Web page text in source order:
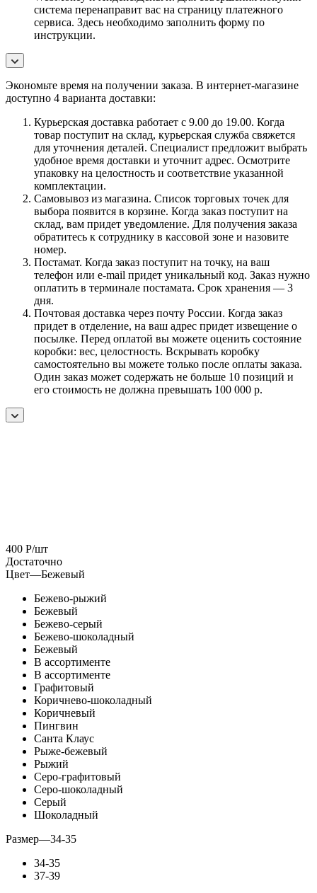
система перенаправит вас на страницу платежного
сервиса. Здесь необходимо заполнить форму по
инструкции.
Экономьте время на получении заказа. В интернет-магазине
доступно 4 варианта доставки:
Курьерская доставка работает с 9.00 до 19.00. Когда
товар поступит на склад, курьерская служба свяжется
для уточнения деталей. Специалист предложит выбрать
удобное время доставки и уточнит адрес. Осмотрите
упаковку на целостность и соответствие указанной
комплектации.
Самовывоз из магазина. Список торговых точек для
выбора появится в корзине. Когда заказ поступит на
склад, вам придет уведомление. Для получения заказа
обратитесь к сотруднику в кассовой зоне и назовите
номер.
Постамат. Когда заказ поступит на точку, на ваш
телефон или e-mail придет уникальный код. Заказ нужно
оплатить в терминале постамата. Срок хранения — 3
дня.
Почтовая доставка через почту России. Когда заказ
придет в отделение, на ваш адрес придет извещение о
посылке. Перед оплатой вы можете оценить состояние
коробки: вес, целостность. Вскрывать коробку
самостоятельно вы можете только после оплаты заказа.
Один заказ может содержать не больше 10 позиций и
его стоимость не должна превышать 100 000 р.
400 Р/шт
Достаточно
Цвет—Бежевый
Бежево-рыжий
Бежевый
Бежево-серый
Бежево-шоколадный
Бежевый
В ассортименте
В ассортименте
Графитовый
Коричнево-шоколадный
Коричневый
Пингвин
Санта Клаус
Рыже-бежевый
Рыжий
Серо-графитовый
Серо-шоколадный
Серый
Шоколадный
Размер—34-35
34-35
37-39